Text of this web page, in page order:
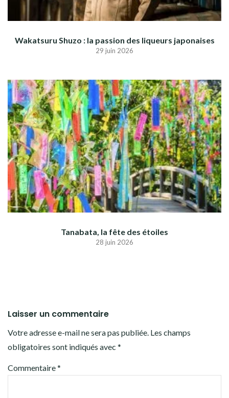
Wakatsuru Shuzo : la passion des liqueurs japonaises
29 juin 2026
Tanabata, la fête des étoiles
28 juin 2026
Laisser un commentaire
Votre adresse e-mail ne sera pas publiée. Les champs
obligatoires sont indiqués avec *
Commentaire*